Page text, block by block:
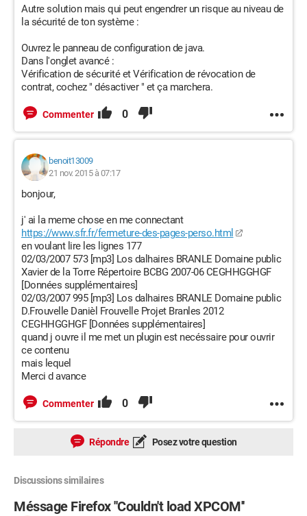
Autre solution mais qui peut engendrer un risque au niveau de
la sécurité de ton système :
Ouvrez le panneau de configuration de java.
Dans l'onglet avancé :
Vérification de sécurité et Vérification de révocation de
contrat, cochez " désactiver " et ça marchera.
Commenter 0
benoit13009
21 nov. 2015 à 07:17
bonjour,
j' ai la meme chose en me connectant
https://www.sfr.fr/fermeture-des-pages-perso.html
en voulant lire les lignes 177
02/03/2007 573 [mp3] Los dalhaires BRANLE Domaine public
Xavier de la Torre Répertoire BCBG 2007-06 CEGHHGGHGF
[Données supplémentaires]
02/03/2007 995 [mp3] Los dalhaires BRANLE Domaine public
D.Frouvelle Danièl Frouvelle Projet Branles 2012
CEGHHGGHGF [Données supplémentaires]
quand j ouvre il me met un plugin est necéssaire pour ouvrir
ce contenu
mais lequel
Merci d avance
Commenter 0
Répondre Posez votre question
Discussions similaires
Méssage Firefox ''Couldn't load XPCOM''